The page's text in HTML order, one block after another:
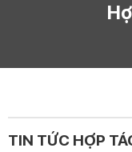
TIN TỨC HỢP